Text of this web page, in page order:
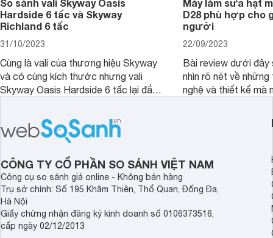
So sánh vali Skyway Oasis
Hardside 6 tấc và Skyway
Richland 6 tấc
31/10/2023
Cùng là vali của thương hiệu Skyway
và có cùng kích thước nhưng vali
Skyway Oasis Hardside 6 tấc lại đắt
triệu đồng.
Máy làm sữa hạt
D28 phù hợp cho
người
22/09/2023
Bài review dưới đây
nhìn rõ nét về những
nghệ và thiết kế mà
thể đưa ra quyết
CÔNG TY CỔ PHẦN SO SÁNH VIỆT NAM
Công cụ so sánh giá online - Không bán hàng
Trụ sở chính: Số 195 Khâm Thiên, Thổ Quan, Đống Đa,
Hà Nội
Giấy chứng nhận đăng ký kinh doanh số 0106373516,
cấp ngày 02/12/2013